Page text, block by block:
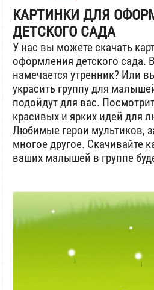
КАРТИНКИ ДЛЯ
ДЕТСКОГО САДА
У нас вы можете скачать
оформления детского сада.
намечается утренник? Или
украсить группу для
подойдут для вас.
красивых и ярких идей для
Любимые герои мультиков,
многое другое. Скачивайте
ваших малышей в группе